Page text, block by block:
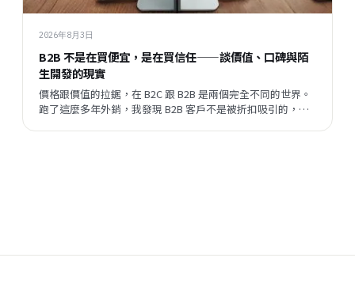
2026年8月3日
B2B 不是在買便宜，是在買信任——談價值、口碑與陌
生開發的現實
價格跟價值的拉鋸，在 B2C 跟 B2B 是兩個完全不同的世界。
跑了這麼多年外銷，我發現 B2B 客戶不是被折扣吸引的，他